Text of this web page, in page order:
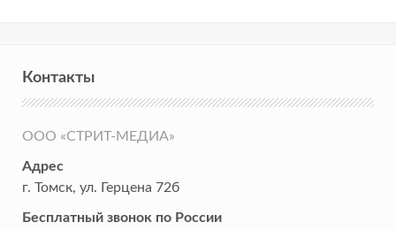
Контакты
ООО «СТРИТ-МЕДИА»
Адрес
г. Томск, ул. Герцена 72б
Бесплатный звонок по России